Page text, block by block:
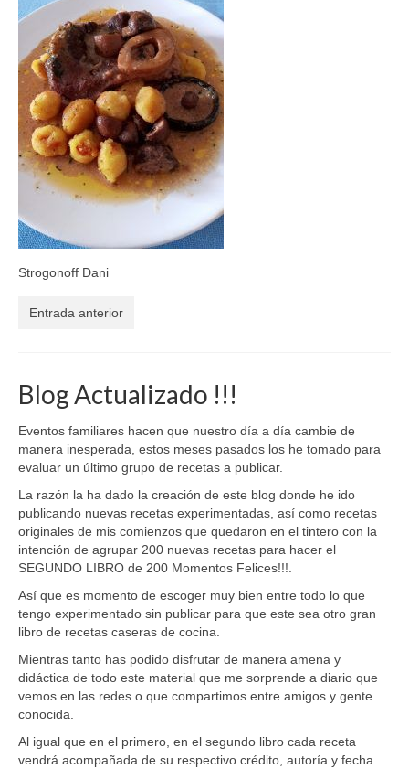
El Libro de 200 MOMENTOS FELICES!!!
Contacto
Strogonoff Dani
Entrada anterior
Blog Actualizado !!!
Eventos familiares hacen que nuestro día a día cambie de
manera inesperada, estos meses pasados los he tomado para
evaluar un último grupo de recetas a publicar.
La razón la ha dado la creación de este blog donde he ido
publicando nuevas recetas experimentadas, así como recetas
originales de mis comienzos que quedaron en el tintero con la
intención de agrupar 200 nuevas recetas para hacer el
SEGUNDO LIBRO de 200 Momentos Felices!!!.
Así que es momento de escoger muy bien entre todo lo que
tengo experimentado sin publicar para que este sea otro gran
libro de recetas caseras de cocina.
Mientras tanto has podido disfrutar de manera amena y
didáctica de todo este material que me sorprende a diario que
vemos en las redes o que compartimos entre amigos y gente
conocida.
Al igual que en el primero, en el segundo libro cada receta
vendrá acompañada de su respectivo crédito, autoría y fecha